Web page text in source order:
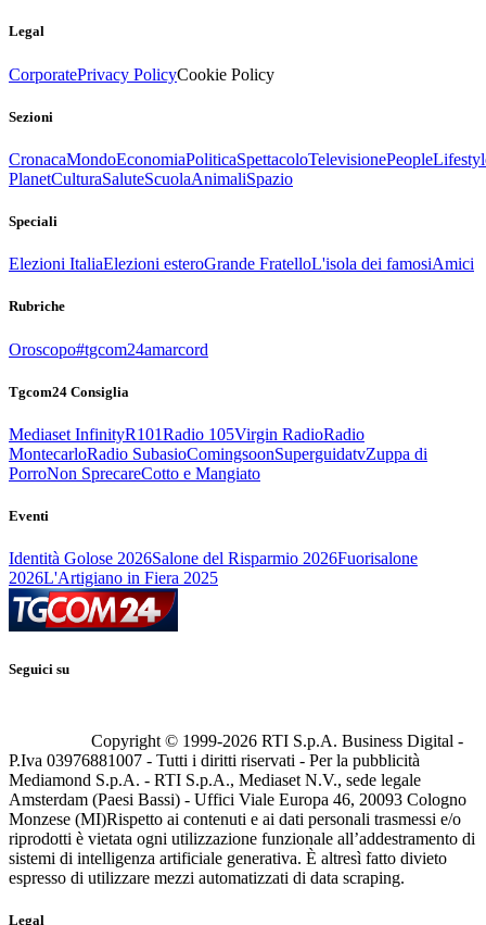
Legal
CorporatePrivacy PolicyCookie Policy
Sezioni
CronacaMondoEconomiaPoliticaSpettacoloTelevisionePeople
PlanetCulturaSaluteScuolaAnimaliSpazio
Speciali
Elezioni ItaliaElezioni esteroGrande FratelloL'isola dei famosiAmici
Rubriche
Oroscopo#tgcom24amarcord
Tgcom24 Consiglia
Mediaset InfinityR101Radio 105Virgin RadioRadio
MontecarloRadio SubasioComingsoonSuperguidatvZuppa di
PorroNon SprecareCotto e Mangiato
Eventi
Identità Golose 2026Salone del Risparmio 2026Fuorisalone
2026L'Artigiano in Fiera 2025
Seguici su
Copyright © 1999-2026 RTI S.p.A. Business Digital -
P.Iva 03976881007 - Tutti i diritti riservati - Per la pubblicità
Mediamond S.p.A. - RTI S.p.A., Mediaset N.V., sede legale
Amsterdam (Paesi Bassi) - Uffici Viale Europa 46, 20093 Cologno
Monzese (MI)Rispetto ai contenuti e ai dati personali trasmessi e/o
riprodotti è vietata ogni utilizzazione funzionale all’addestramento di
sistemi di intelligenza artificiale generativa. È altresì fatto divieto
espresso di utilizzare mezzi automatizzati di data scraping.
Legal